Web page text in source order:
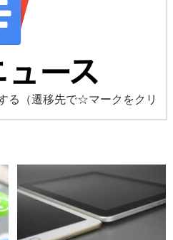
る
（遷移先で☆マークをクリ